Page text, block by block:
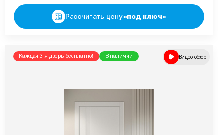
Рассчитать цену«под ключ»
Каждая 3-я дверь бесплатно! В наличии Видео обзор